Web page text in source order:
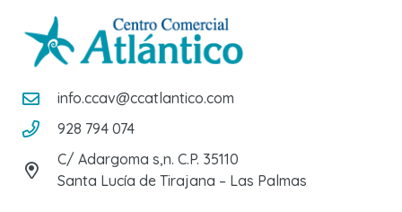
info.ccav@ccatlantico.com
928 794 074
C/ Adargoma s,n. C.P. 35110
Santa Lucía de Tirajana – Las Palmas